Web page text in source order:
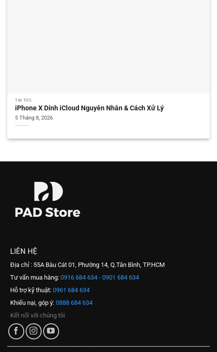
TIN TỨC
iPhone X Dính iCloud Nguyên Nhân & Cách Xử Lý
5 Tháng 8, 2026
LIÊN HỆ
Địa chỉ : 55A Bàu Cát 01, Phường 14, Q.Tân Bình, TP.HCM
Tư vấn mua hàng: 0916 684 634 - 0901 684 634
Hỗ trợ kỹ thuật: 0961 684 634
Khiếu nại, góp ý: 0888 684 634
Kết nối với chúng tôi